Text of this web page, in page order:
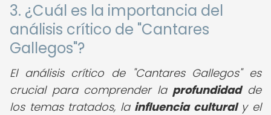
3. ¿Cuál es la importancia del
análisis crítico de "Cantares
Gallegos"?
El análisis crítico de "Cantares Gallegos" es
crucial para comprender la profundidadde
los temas tratados, la influencia culturaly el